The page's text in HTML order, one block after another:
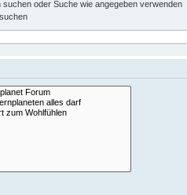
suchen oder Suche wie angegeben verwenden